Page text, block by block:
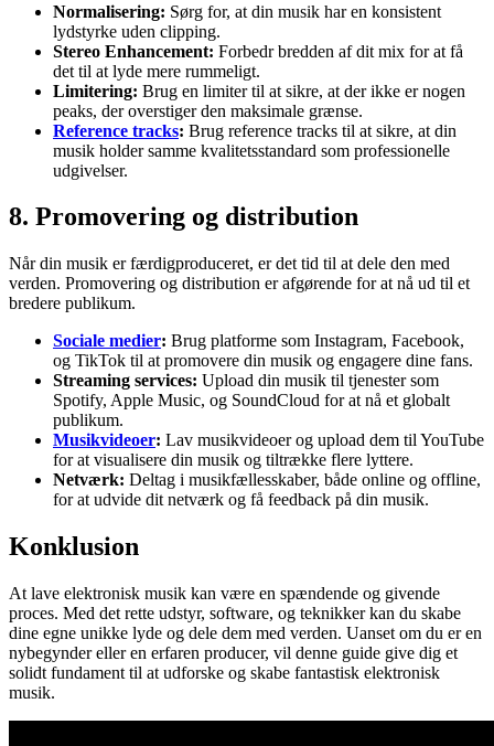
Normalisering: Sørg for, at din musik har en konsistent
lydstyrke uden clipping.
Stereo Enhancement: Forbedr bredden af dit mix for at få
det til at lyde mere rummeligt.
Limitering: Brug en limiter til at sikre, at der ikke er nogen
peaks, der overstiger den maksimale grænse.
Reference tracks: Brug reference tracks til at sikre, at din
musik holder samme kvalitetsstandard som professionelle
udgivelser.
8. Promovering og distribution
Når din musik er færdigproduceret, er det tid til at dele den med
verden. Promovering og distribution er afgørende for at nå ud til et
bredere publikum.
Sociale medier: Brug platforme som Instagram, Facebook,
og TikTok til at promovere din musik og engagere dine fans.
Streaming services: Upload din musik til tjenester som
Spotify, Apple Music, og SoundCloud for at nå et globalt
publikum.
Musikvideoer: Lav musikvideoer og upload dem til YouTube
for at visualisere din musik og tiltrække flere lyttere.
Netværk: Deltag i musikfællesskaber, både online og offline,
for at udvide dit netværk og få feedback på din musik.
Konklusion
At lave elektronisk musik kan være en spændende og givende
proces. Med det rette udstyr, software, og teknikker kan du skabe
dine egne unikke lyde og dele dem med verden. Uanset om du er en
nybegynder eller en erfaren producer, vil denne guide give dig et
solidt fundament til at udforske og skabe fantastisk elektronisk
musik.